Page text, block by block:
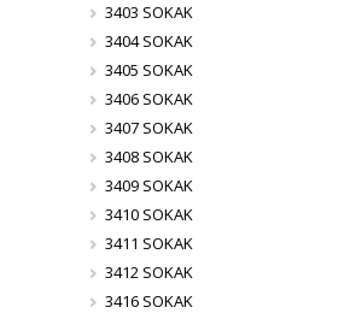
3403 SOKAK
3404 SOKAK
3405 SOKAK
3406 SOKAK
3407 SOKAK
3408 SOKAK
3409 SOKAK
3410 SOKAK
3411 SOKAK
3412 SOKAK
3416 SOKAK